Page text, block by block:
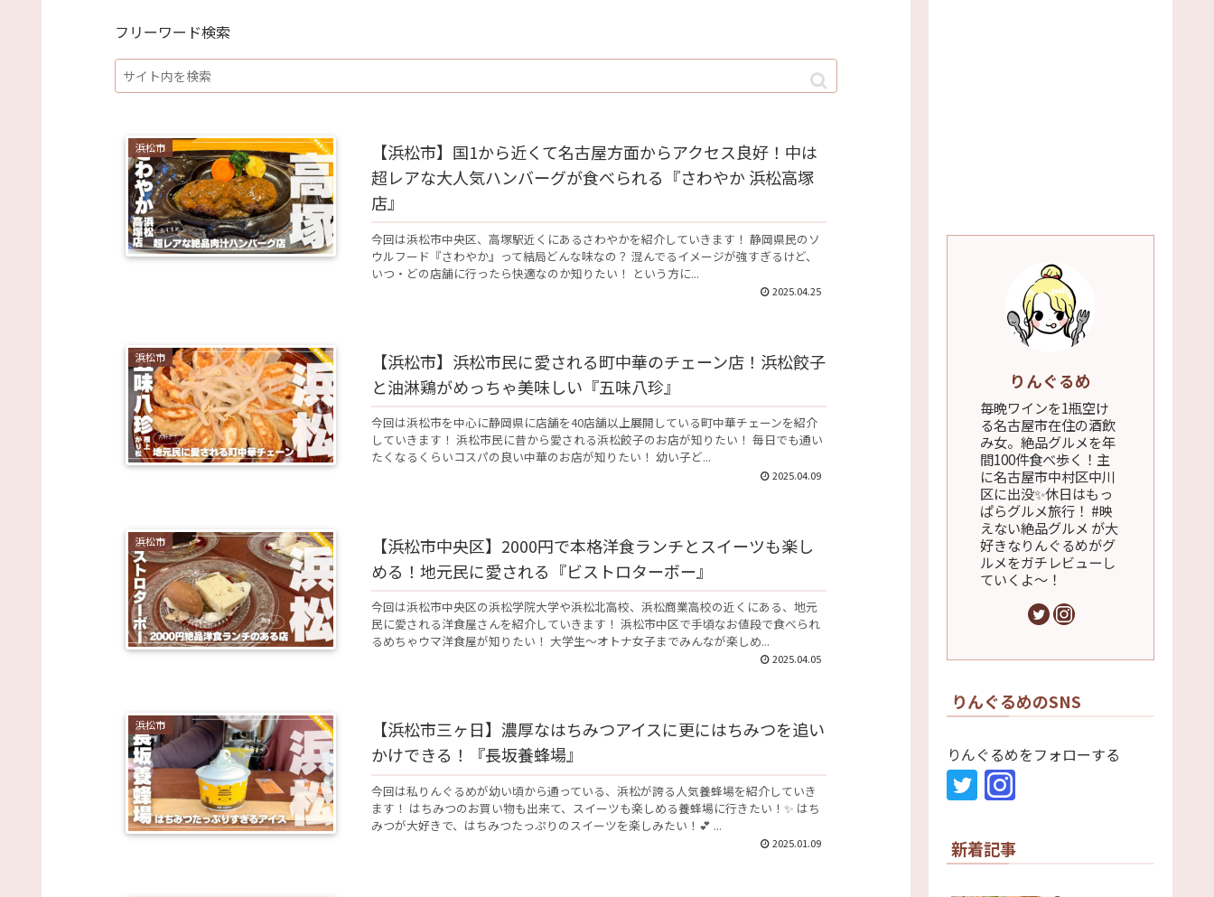
フリーワード検索
浜松市
【浜松市】国1から近くて名古屋方面からアクセス良好！中は
超レアな大人気ハンバーグが食べられる『さわやか 浜松高塚
店』
今回は浜松市中央区、高塚駅近くにあるさわやかを紹介していきます！ 静岡県民のソ
ウルフード『さわやか』って結局どんな味なの？ 混んでるイメージが強すぎるけど、
いつ・どの店舗に行ったら快適なのか知りたい！ という方に...
2025.04.25
浜松市
【浜松市】浜松市民に愛される町中華のチェーン店！浜松餃子
と油淋鶏がめっちゃ美味しい『五味八珍』
今回は浜松市を中心に静岡県に店舗を40店舗以上展開している町中華チェーンを紹介
していきます！ 浜松市民に昔から愛される浜松餃子のお店が知りたい！ 毎日でも通い
たくなるくらいコスパの良い中華のお店が知りたい！ 幼い子ど...
2025.04.09
浜松市
【浜松市中央区】2000円で本格洋食ランチとスイーツも楽し
める！地元民に愛される『ビストロターボー』
今回は浜松市中央区の浜松学院大学や浜松北高校、浜松商業高校の近くにある、地元
民に愛される洋食屋さんを紹介していきます！ 浜松市中区で手頃なお値段で食べられ
るめちゃウマ洋食屋が知りたい！ 大学生～オトナ女子までみんなが楽しめ...
2025.04.05
浜松市
【浜松市三ヶ日】濃厚なはちみつアイスに更にはちみつを追い
かけできる！『長坂養蜂場』
今回は私りんぐるめが幼い頃から通っている、浜松が誇る人気養蜂場を紹介していき
ます！ はちみつのお買い物も出来て、スイーツも楽しめる養蜂場に行きたい！✨ はち
みつが大好きで、はちみつたっぷりのスイーツを楽しみたい！💕 ...
2025.01.09
りんぐるめ
毎晩ワインを1瓶空け
る名古屋市在住の酒飲
み女。絶品グルメを年
間100件食べ歩く！主
に名古屋市中村区中川
区に出没✨休日はもっ
ぱらグルメ旅行！ #映
えない絶品グルメ が大
好きなりんぐるめがグ
ルメをガチレビューし
ていくよ～！
りんぐるめのSNS
りんぐるめをフォローする
新着記事